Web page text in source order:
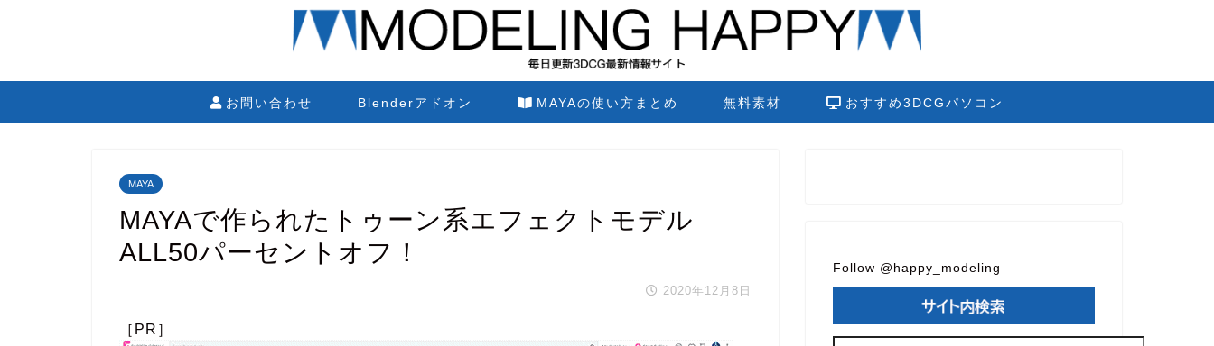
お問い合わせ Blenderアドオン MAYAの使い方まとめ 無料素材 おすすめ3DCGパソコン
MAYA
MAYAで作られたトゥーン系エフェクトモデル
ALL50パーセントオフ！
2020年12月8日
［PR］
Follow @happy_modeling